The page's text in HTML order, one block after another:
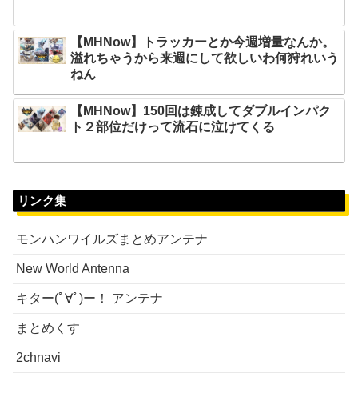
【MHNow】トラッカーとか今週増量なんか。
溢れちゃうから来週にして欲しいわ何狩れいう
ねん
【MHNow】150回は錬成してダブルインパク
ト２部位だけって流石に泣けてくる
リンク集
モンハンワイルズまとめアンテナ
New World Antenna
キター(ﾟ∀ﾟ)ー！ アンテナ
まとめくす
2chnavi